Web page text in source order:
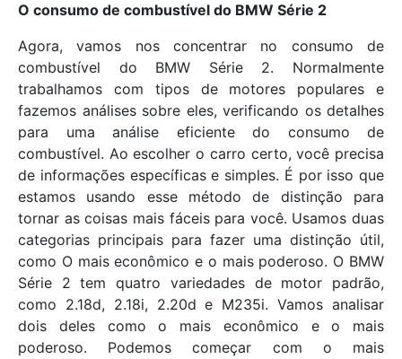
O consumo de combustível do BMW Série 2
Agora, vamos nos concentrar no consumo de
combustível do BMW Série 2. Normalmente
trabalhamos com tipos de motores populares e
fazemos análises sobre eles, verificando os detalhes
para uma análise eficiente do consumo de
combustível. Ao escolher o carro certo, você precisa
de informações específicas e simples. É por isso que
estamos usando esse método de distinção para
tornar as coisas mais fáceis para você. Usamos duas
categorias principais para fazer uma distinção útil,
como O mais econômico e o mais poderoso. O BMW
Série 2 tem quatro variedades de motor padrão,
como 2.18d, 2.18i, 2.20d e M235i. Vamos analisar
dois deles como o mais econômico e o mais
poderoso. Podemos começar com o mais